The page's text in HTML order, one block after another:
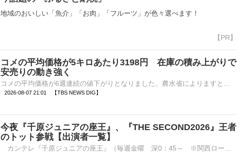
地域のおいしい「魚介」「お肉」「フルーツ」が色々選べます！
コメの平均価格が5キロあたり3198円 在庫の積み上がりで
安売りの動き強く
2026-08-07 21:01 【TBS NEWS DIG】
今夜『千原ジュニアの座王』、『THE SECOND2026』王者
のトット参戦【出演者一覧】